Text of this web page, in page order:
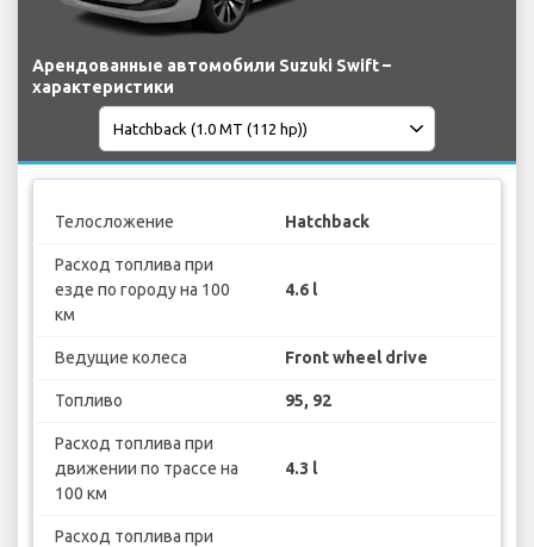
Арендованные автомобили Suzuki Swift –
характеристики
Телосложение Hatchback
Расход топлива при
езде по городу на 100
км
4.6 l
Ведущие колеса Front wheel drive
Топливо 95, 92
Расход топлива при
движении по трассе на
100 км
4.3 l
Расход топлива при